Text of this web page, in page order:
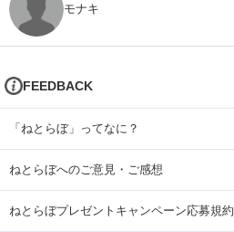
モナキ
FEEDBACK
「ねとらぼ」ってなに？
ねとらぼへのご意見・ご感想
ねとらぼプレゼントキャンペーン応募規約